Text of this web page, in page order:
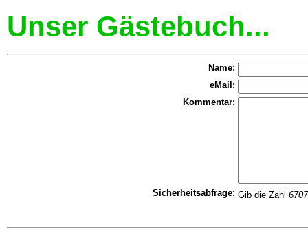
Unser Gästebuch...
Name:
eMail:
Kommentar:
Sicherheitsabfrage: Gib die Zahl 6707